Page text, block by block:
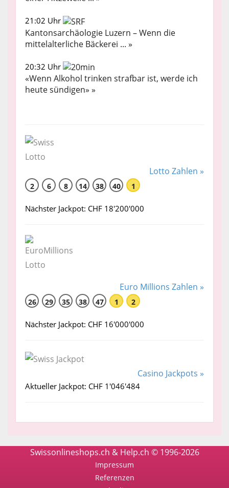
21:02 Uhr
Kantonsarchäologie Luzern – Wenn die
mittelalterliche Bäckerei ... »
20:32 Uhr
«Wenn Alkohol trinken strafbar ist, werde ich
heute sündigen» »
Lotto Zahlen »
2 6 8 14 38 40 1
Nächster Jackpot: CHF 18'200'000
Euro Millions Zahlen »
26 29 35 38 47 1 2
Nächster Jackpot: CHF 16'000'000
Casino Jackpots »
Aktueller Jackpot: CHF 1'046'484
Swissonlineshops.ch & Help.ch © 1996-2026
Impressum
Referenzen